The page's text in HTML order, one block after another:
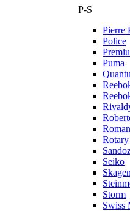
P-S
Pierre
Police
Puma
Rotary
Seiko
Skagen
Storm
Swiss